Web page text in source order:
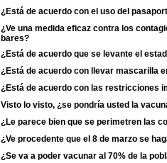
¿Está de acuerdo con el uso del
¿Ve una medida eficaz contra los
bares?
¿Está de acuerdo que se levante el
¿Está de acuerdo con llevar mascarilla
¿Está de acuerdo con las restricciones
Visto lo visto, ¿se pondría usted la
¿Le parece bien que se perimetren las
¿Ve procedente que el 8 de marzo se
¿Se va a poder vacunar al 70% de la